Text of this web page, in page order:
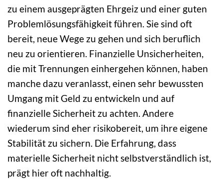
zu einem ausgeprägten Ehrgeiz und einer guten
Problemlösungsfähigkeit führen. Sie sind oft
bereit, neue Wege zu gehen und sich beruflich
neu zu orientieren. Finanzielle Unsicherheiten,
die mit Trennungen einhergehen können, haben
manche dazu veranlasst, einen sehr bewussten
Umgang mit Geld zu entwickeln und auf
finanzielle Sicherheit zu achten. Andere
wiederum sind eher risikobereit, um ihre eigene
Stabilität zu sichern. Die Erfahrung, dass
materielle Sicherheit nicht selbstverständlich ist,
prägt hier oft nachhaltig.